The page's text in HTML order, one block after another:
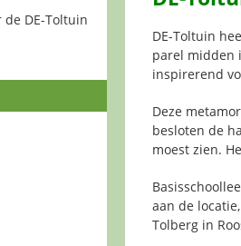
de DE-Toltuin
DE-Toltuin
parel midden
inspirerend
Deze
besloten de
moest zien.
aan de
Tolberg in